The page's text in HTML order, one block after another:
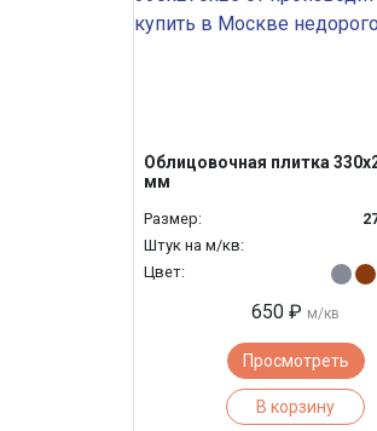
Облицовочная плитка
мм
Размер:
Штук на м/кв:
Цвет:
650 ₽ м/кв
Просмотреть
В корзину